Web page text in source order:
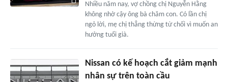
Nhiều năm nay, vợ chồng chị Nguyễn Hằng
không nhờ cậy ông bà chăm con. Có lần chị
ngỏ lời, mẹ chị thẳng thừng từ chối vì muốn an
hưởng tuổi già.
Nissan có kế hoạch cắt giảm mạnh
nhân sự trên toàn cầu